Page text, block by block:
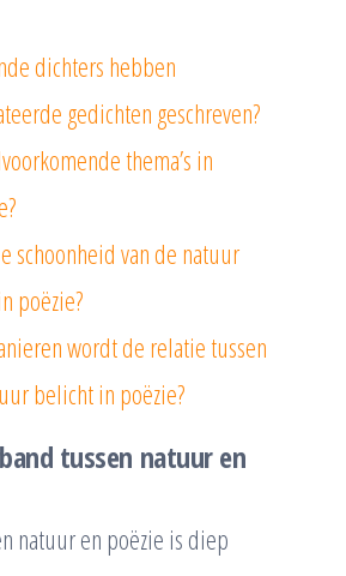
dichters hebben
gedichten geschreven?
thema’s in
schoonheid van de natuur
poëzie?
wordt de relatie tussen
belicht in poëzie?
tussen natuur en
natuur en poëzie is diep